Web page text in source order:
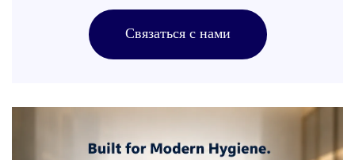
Связаться с нами